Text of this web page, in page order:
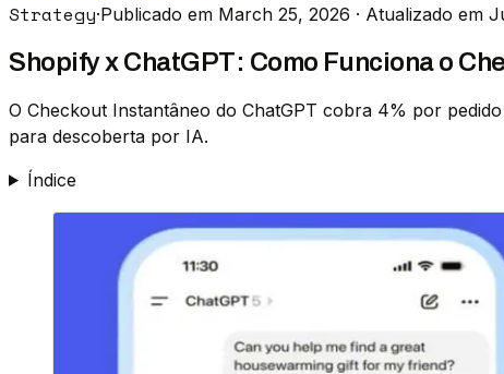
Strategy·Publicado em March 25, 2026 · Atualizado em
Shopify x ChatGPT: Como Funciona o
O Checkout Instantâneo do ChatGPT cobra 4% por
para descoberta por IA.
Índice